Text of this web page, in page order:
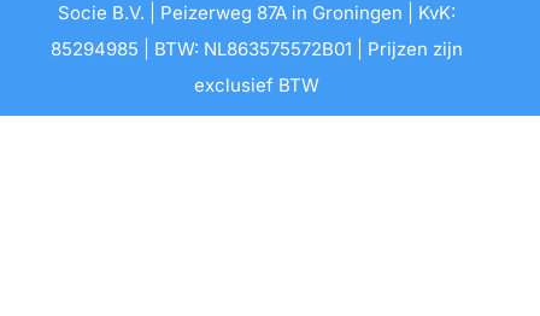
Socie B.V. | Peizerweg 87A in Groningen | KvK:
85294985 | BTW: NL863575572B01 | Prijzen zijn
exclusief BTW